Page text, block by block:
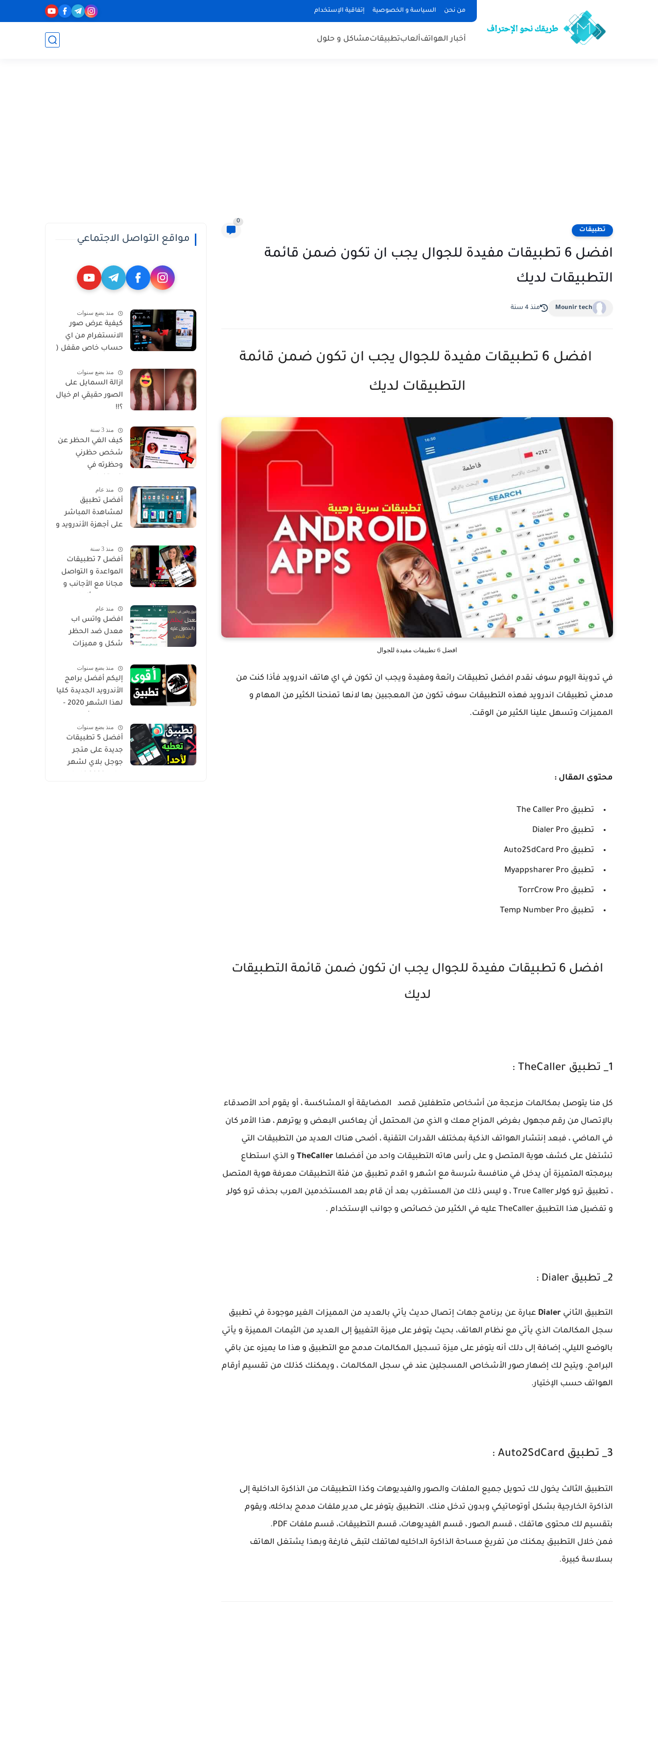
من نحن السياسة و الخصوصية إتفاقية الإستخدام
أخبار الهواتفألعابتطبيقاتمشاكل و حلول
تطبيقات
0
افضل 6 تطبيقات مفيدة للجوال يجب ان تكون ضمن قائمة
التطبيقات لديك
Mounir tech منذ 4 سنة
افضل 6 تطبيقات مفيدة للجوال يجب ان تكون ضمن قائمة
التطبيقات لديك
افضل 6 تطبيقات مفيدة للجوال
في تدوينة اليوم سوف نقدم افضل تطبيقات رائعة ومفيدة ويجب ان تكون في اي هاتف اندرويد فأذا كنت من
مدمني تطبيقات اندرويد فهذه التطبيقات سوف تكون من المعجبين بها لانها تمنحنا الكثير من المهام و
المميزات وتسهل علينا الكثير من الوقت.
محتوى المقال :
تطبيق The Caller Pro
تطبيق Dialer Pro
تطبيق Auto2SdCard Pro
تطبيق Myappsharer Pro
تطبيق TorrCrow Pro
تطبيق Temp Number Pro
افضل 6 تطبيقات مفيدة للجوال يجب ان تكون ضمن قائمة التطبيقات
لديك
1_ تطبيق TheCaller :
كل منا يتوصل بمكالمات مزعجة من أشخاص متطفلين قصد المضايقة أو المشاكسة ، أو يقوم أحد الأصدقاء
بالإتصال من رقم مجهول بغرض المزاح معك و الذي من المحتمل أن يعاكس البعض و يوترهم ، هذا الأمر كان
في الماضي ، فبعد إنتشار الهواتف الذكية بمختلف القدرات التقنية ، أضحى هناك العديد من التطبيقات التي
تشتغل على كشف هوية المتصل و على رأس هاته التطبيقات واحد من أفضلها TheCaller و الذي استطاع
ببرمجته المتميزة أن يدخل في منافسة شرسة مع اشهر و اقدم تطبيق من فئة التطبيقات معرفة هوية المتصل
، تطبيق ترو كولر True Caller ، و ليس ذلك من المستغرب بعد أن قام بعد المستخدمين العرب بحذف ترو كولر
و تفضيل هذا التطبيق TheCaller عليه في الكثير من خصائص و جوانب الإستخدام .
2_ تطبيق Dialer :
التطبيق الثاني Dialer عبارة عن برنامج جهات إتصال حديث يأتي بالعديد من المميزات الغير موجودة في تطبيق
سجل المكالمات الذي يأتي مع نظام الهاتف، بحيث يتوفر على ميزة التغييؤ إلى العديد من الثيمات المميزة و يأتي
بالوضع الليلي، إضافة إلى دلك أنه يتوفر على ميزة تسجيل المكالمات مدمج مع التطبيق و هذا ما يميزه عن باقي
البرامج. ويتيح لك إضهار صور الأشخاص المسجلين عند في سجل المكالمات ، ويمكنك كذلك من تقسيم أرقام
الهواتف حسب الإختيار.
3_ تطبيق Auto2SdCard :
التطبيق الثالث يخول لك تحويل جميع الملفات والصور والفيديوهات وكذا التطبيقات من الذاكرة الداخلية إلى
الذاكرة الخارجية بشكل أوتوماتيكي وبدون تدخل منك. التطبيق يتوفر على مدير ملفات مدمج بداخله، ويقوم
بتقسيم لك محتوى هاتفك ، قسم الصور ، قسم الفيديوهات، قسم التطبيقات، قسم ملفات PDF.
فمن خلال التطبيق يمكنك من تفريغ مساحة الذاكرة الداخليه لهاتفك لتبقى فارغة وبهذا يشتغل الهاتف
بسلاسة كبيرة.
مواقع التواصل الاجتماعي
منذ بضع سنوات
كيفية عرض صور
الانستغرام من اي
حساب خاص مقفل (
منذ بضع سنوات
ازالة السمايل على
الصور حقيقي ام خيال
؟!!
منذ 3 سنة
كيف الغي الحظر عن
شخص حظرني
وحظرته في
منذ عام
أفضل تطبيق
لمشاهدة المباشر
على أجهزة الأندرويد و
منذ 3 سنة
أفضل 7 تطبيقات
المواعدة و التواصل
مجانا مع الأجانب و
العالم
منذ عام
افضل واتس اب
معدل ضد الحظر
شكل و مميزات
Goldمنذ بضع سنوات
إليكم أفضل برامج
الأندرويد الجديدة كليا
لهذا الشهر 2020 -
حصري من أروع ما
شرحت
منذ بضع سنوات
أفضل 5 تطبيقات
جديدة على متجر
جوجل بلاي لشهر